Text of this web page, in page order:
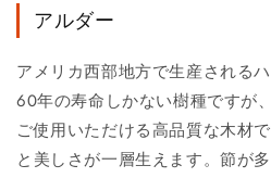
アルダー
アメリカ西部地方で生産される
60年の寿命しかない樹種ですが
ご使用いただける高品質な木材
と美しさが一層生えます。節が